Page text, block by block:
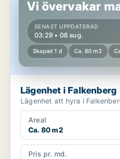
Vi övervakar
SENAST UPPDATERAD
03:29 • 08 aug.
Skapad 1 d Ca. 80 m2
Lägenhet i Falkenberg
Areal
Ca. 80 m2
Pris pr. md.